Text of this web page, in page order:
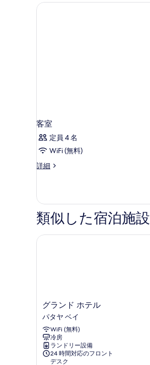
を
客室
定員 4 名
WiFi (無料)
詳細
客
細
類似した宿泊施設
グ
ラ
ン
ド
ホ
テ
ル
グランド ホテル
パタヤ ベイ
WiFi (無料)
冷房
ランドリー設備
24 時間対応のフロント
デスク
グランド ホテル